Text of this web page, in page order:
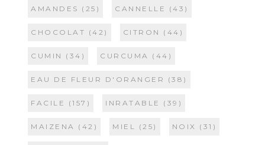
AMANDES (25) CANNELLE (43)
CHOCOLAT (42) CITRON (44)
CUMIN (34) CURCUMA (44)
EAU DE FLEUR D'ORANGER (38)
FACILE (157) INRATABLE (39)
MAIZENA (42) MIEL (25) NOIX (31)